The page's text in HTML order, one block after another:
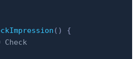
( )
{
Check